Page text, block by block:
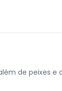
de peixes e